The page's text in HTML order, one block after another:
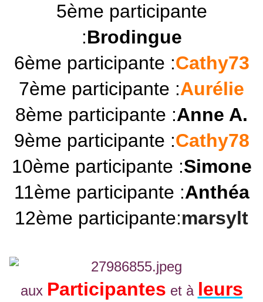
5ème participante
:Brodingue
6ème participante :Cathy73
7ème participante :Aurélie
8ème participante :Anne A.
9ème participante :Cathy78
10ème participante :Simone
11ème participante :Anthéa
12ème participante:marsylt
aux Participantes et à leurs